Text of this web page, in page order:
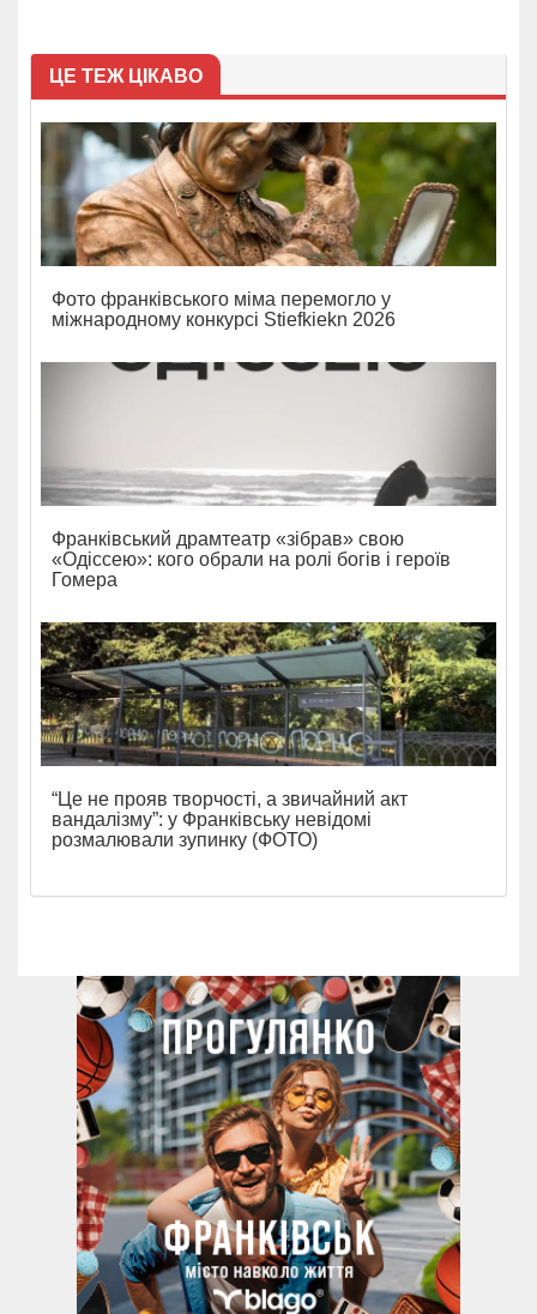
ЦЕ ТЕЖ ЦІКАВО
Фото франківського міма перемогло у
міжнародному конкурсі Stiefkiekn 2026
Франківський драмтеатр «зібрав» свою
«Одіссею»: кого обрали на ролі богів і героїв
Гомера
“Це не прояв творчості, а звичайний акт
вандалізму”: у Франківську невідомі
розмалювали зупинку (ФОТО)